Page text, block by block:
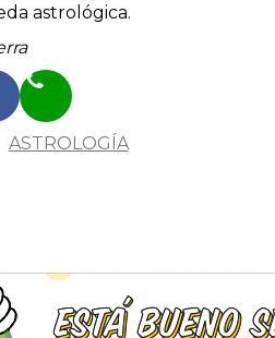
astrológica.
ASTROLOGÍA